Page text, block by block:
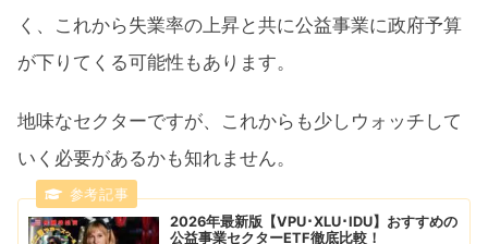
く、これから失業率の上昇と共に公益事業に政府予算
が下りてくる可能性もあります。
地味なセクターですが、これからも少しウォッチして
いく必要があるかも知れません。
2026年最新版【VPU･XLU･IDU】おすすめの
公益事業セクターETF徹底比較！